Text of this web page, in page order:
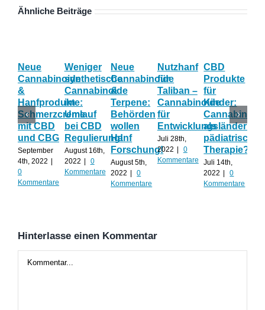
Ähnliche Beiträge
Neue
Cannabinoide
&
Hanfprodukte:
Schmerzcreme
mit CBD
und CBG
September
4th, 2022 |
0
Kommentare
Weniger
synthetische
Cannabinoide
im
Umlauf
bei CBD
Regulierung!
August 16th,
2022 |
0
Kommentare
Neue
Cannabinoide
&
Terpene:
Behörden
wollen
Hanf
Forschung!
August 5th,
2022 |
0
Kommentare
Nutzhanf
für
Taliban –
Cannabinoide
für
Entwicklungsländer?
Juli 28th,
2022 |
0
Kommentare
CBD
Produkte
für
Kinder:
als
pädiatrische
Therapie?
Juli 14th,
2022 |
0
Kommentare
Hinterlasse einen Kommentar